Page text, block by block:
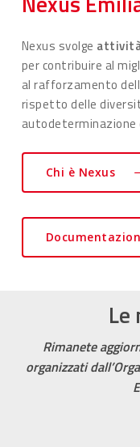
Nexus svolge attività
per contribuire al
al rafforzamento
rispetto delle
autodeterminazione
Chi è Nexus
Le
Rimanete
organizzati